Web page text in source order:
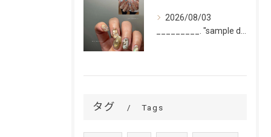
2026/08/03
タグ Tags